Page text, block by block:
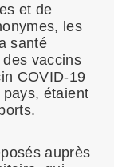
et de
les
santé
vaccins
COVID-19
étaient
auprès